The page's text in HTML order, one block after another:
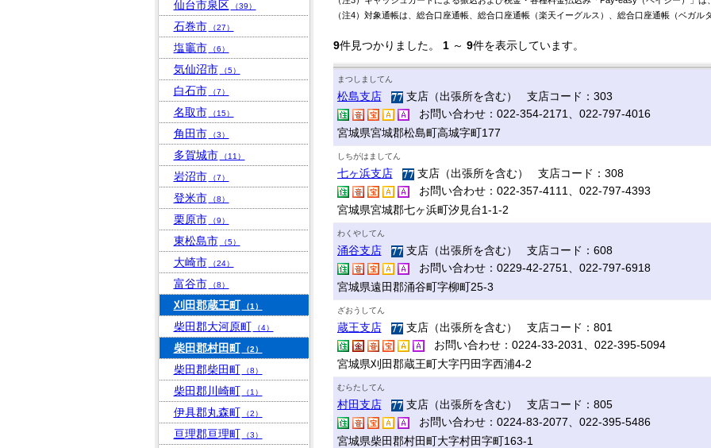
（注4）対象通帳は、総合口座通帳、総合口座通帳（楽天イーグルス）、総合口座通帳（ベガル
9件見つかりました。 1～ 9件を表示しています。
まつしましてん
松島支店
支店（出張所を含む） 支店コード：303
お問い合わせ：022-354-2171、022-797-4016
宮城県宮城郡松島町高城字町177
しちがはましてん
七ヶ浜支店
支店（出張所を含む） 支店コード：308
お問い合わせ：022-357-4111、022-797-4393
宮城県宮城郡七ヶ浜町汐見台1-1-2
わくやしてん
涌谷支店
支店（出張所を含む） 支店コード：608
お問い合わせ：0229-42-2751、022-797-6918
宮城県遠田郡涌谷町字柳町25-3
ざおうしてん
蔵王支店
支店（出張所を含む） 支店コード：801
お問い合わせ：0224-33-2031、022-395-5094
宮城県刈田郡蔵王町大字円田字西浦4-2
むらたしてん
村田支店
支店（出張所を含む） 支店コード：805
お問い合わせ：0224-83-2077、022-395-5486
宮城県柴田郡村田町大字村田字町163-1
仙台市泉区 （39）
石巻市 （27）
塩竈市 （6）
気仙沼市 （5）
白石市 （7）
名取市 （15）
角田市 （3）
多賀城市 （11）
岩沼市 （7）
登米市 （8）
栗原市 （9）
東松島市 （5）
大崎市 （24）
富谷市 （8）
刈田郡蔵王町 （1）
柴田郡大河原町 （4）
柴田郡村田町 （2）
柴田郡柴田町 （8）
柴田郡川崎町 （1）
伊具郡丸森町 （2）
亘理郡亘理町 （3）